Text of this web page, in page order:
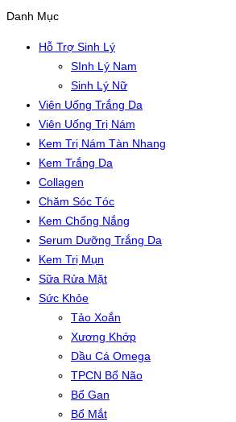
Danh Mục
Hỗ Trợ Sinh Lý
SInh Lý Nam
Sinh Lý Nữ
Viên Uống Trắng Da
Viên Uống Trị Nám
Kem Trị Nám Tàn Nhang
Kem Trắng Da
Collagen
Chăm Sóc Tóc
Kem Chống Nắng
Serum Dưỡng Trắng Da
Kem Trị Mụn
Sữa Rửa Mặt
Sức Khỏe
Tảo Xoắn
Xương Khớp
Dầu Cá Omega
TPCN Bổ Não
Bổ Gan
Bổ Mắt